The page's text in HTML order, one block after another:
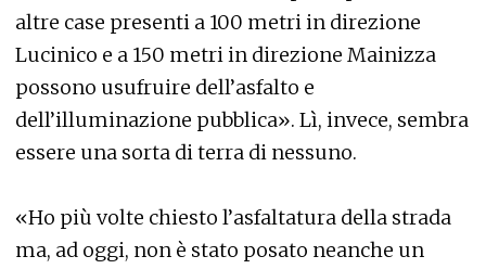
altre case presenti a 100 metri in direzione
Lucinico e a 150 metri in direzione Mainizza
possono usufruire dell’asfalto e
dell’illuminazione pubblica». Lì, invece, sembra
essere una sorta di terra di nessuno.
«Ho più volte chiesto l’asfaltatura della strada
ma, ad oggi, non è stato posato neanche un